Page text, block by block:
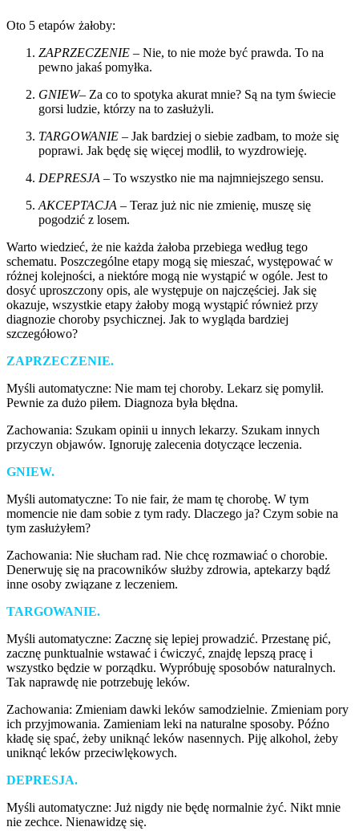
Oto 5 etapów żałoby:
ZAPRZECZENIE – Nie, to nie może być prawda. To na
pewno jakaś pomyłka.
GNIEW– Za co to spotyka akurat mnie? Są na tym świecie
gorsi ludzie, którzy na to zasłużyli.
TARGOWANIE – Jak bardziej o siebie zadbam, to może się
poprawi. Jak będę się więcej modlił, to wyzdrowieję.
DEPRESJA – To wszystko nie ma najmniejszego sensu.
AKCEPTACJA – Teraz już nic nie zmienię, muszę się
pogodzić z losem.
Warto wiedzieć, że nie każda żałoba przebiega według tego
schematu. Poszczególne etapy mogą się mieszać, występować w
różnej kolejności, a niektóre mogą nie wystąpić w ogóle. Jest to
dosyć uproszczony opis, ale występuje on najczęściej. Jak się
okazuje, wszystkie etapy żałoby mogą wystąpić również przy
diagnozie choroby psychicznej. Jak to wygląda bardziej
szczegółowo?
ZAPRZECZENIE.
Myśli automatyczne: Nie mam tej choroby. Lekarz się pomylił.
Pewnie za dużo piłem. Diagnoza była błędna.
Zachowania: Szukam opinii u innych lekarzy. Szukam innych
przyczyn objawów. Ignoruję zalecenia dotyczące leczenia.
GNIEW.
Myśli automatyczne: To nie fair, że mam tę chorobę. W tym
momencie nie dam sobie z tym rady. Dlaczego ja? Czym sobie na
tym zasłużyłem?
Zachowania: Nie słucham rad. Nie chcę rozmawiać o chorobie.
Denerwuję się na pracowników służby zdrowia, aptekarzy bądź
inne osoby związane z leczeniem.
TARGOWANIE.
Myśli automatyczne: Zacznę się lepiej prowadzić. Przestanę pić,
zacznę punktualnie wstawać i ćwiczyć, znajdę lepszą pracę i
wszystko będzie w porządku. Wypróbuję sposobów naturalnych.
Tak naprawdę nie potrzebuję leków.
Zachowania: Zmieniam dawki leków samodzielnie. Zmieniam pory
ich przyjmowania. Zamieniam leki na naturalne sposoby. Późno
kładę się spać, żeby uniknąć leków nasennych. Piję alkohol, żeby
uniknąć leków przeciwlękowych.
DEPRESJA.
Myśli automatyczne: Już nigdy nie będę normalnie żyć. Nikt mnie
nie zechce. Nienawidzę się.